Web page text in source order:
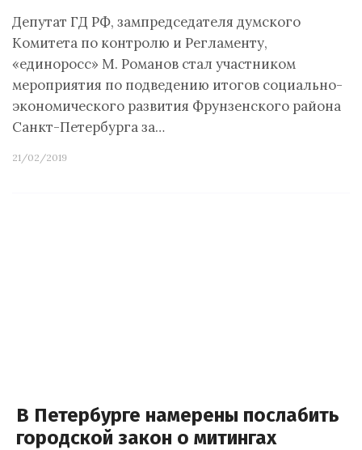
Депутат ГД РФ, зампредседателя думского
Комитета по контролю и Регламенту,
«единоросс» М. Романов стал участником
мероприятия по подведению итогов социально-
экономического развития Фрунзенского района
Санкт-Петербурга за…
21/02/2019
В Петербурге намерены послабить
городской закон о митингах